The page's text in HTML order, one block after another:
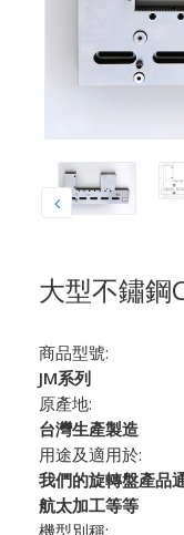
大型不鏽鋼
商品型號:
JM系列
原產地:
台灣生產製造
用途及適用於:
我們的旋轉盤產品
航太加工等等
機型別稱: